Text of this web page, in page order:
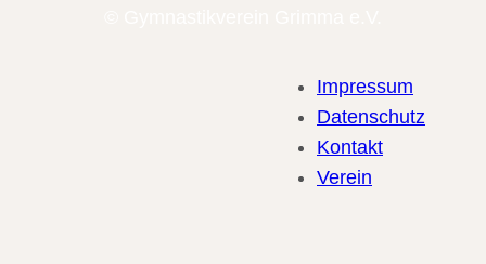
Impressum
Datenschutz
Kontakt
Verein